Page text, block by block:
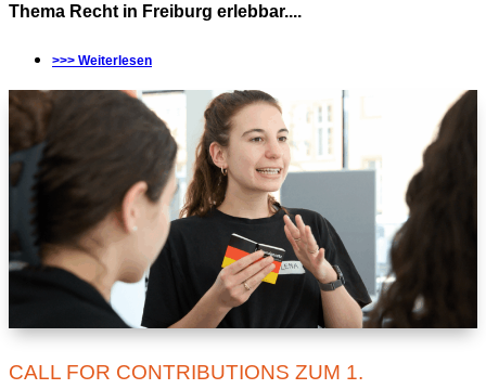
Thema Recht in Freiburg erlebbar....
>>> Weiterlesen
CALL FOR CONTRIBUTIONS ZUM 1.